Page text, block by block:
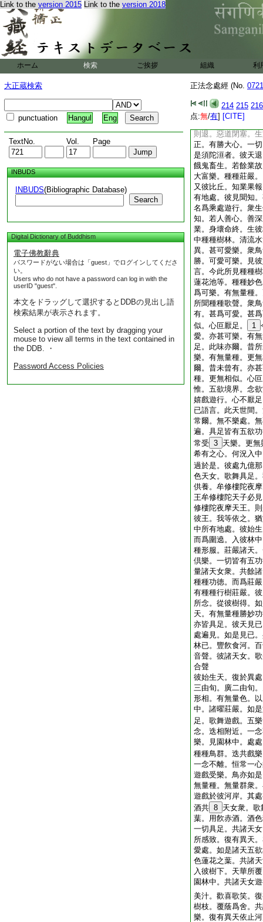
Link to the version 2015 Link to the version 2018
ホーム 検索 ご挨拶 組織 利
大正蔵検索
punctuation Hangul Eng
TextNo. Vol. Page
INBUDS
INBUDS(Bibliographic Database)
Search
Digital Dictionary of Buddhism
電子佛教辭典
パスワードがない場合は「guest」でログインしてくださ
い。
Users who do not have a password can log in with the
userID "guest".
本文をドラッグして選択するとDDBの見出し語
検索結果が表示されます。
Select a portion of the text by dragging your
mouse to view all terms in the text contained in
the DDB. ・
Password Access Policies
正法念處經 (No.
214 215 216
点:無/有] [CITE]
於先得生天 終得
此等則是十二天道
果不疑。爾時天王
世尊。聞此法門。
我得脱惡道 依於
一切天孤獨 如來
我朝日得果 入於
共天如是入 過生
牟修樓陀。如是説
夜摩天所居地處。
天中。猶故受樂。
則退。惡道閉塞。
正。有勝大心。一
是須陀洹者。彼天
餓鬼畜生。若餘業
大富樂。種種莊嚴
又彼比丘。知業果
有地處。彼見聞知
名爲乘處遊行。衆
知。若人善心。善
業。身壞命終。生
中種種樹林。清流
異。甚可愛樂。衆
勝。可愛可樂。見
言。今此所見種種
蓮花池等。種種妙
爲可樂。有無量種
所聞種種歌聲。衆
有。甚爲可愛。甚
似。心叵厭足。
1
愛。亦甚可樂。有
足。此味亦爾。昔
樂。有無量種。更
爾。昔未曾有。亦
種。更無相似。心
惟。五欲境界。念
嬉戲遊行。心不厭
已語言。此天世間
常爾。無不樂處。
遍。具足皆有五欲
常受 3 天樂。更
希有之心。何況入
過於是。彼處九億
色天女。歌舞具足
供養。牟修樓陀夜
王牟修樓陀天子必
修樓陀夜摩天王。
彼王。我等依之。
中所有地處。彼始
而爲圍遶。入彼林
種形服。莊嚴諸天
倶樂。一切皆有五
量諸天女衆。共餘
種種功徳。而爲莊
有種種行樹莊嚴。
所念。從彼樹得。
天。有無量種勝妙
亦皆具足。彼天見
處遍見。如是見已
林已。豐飮食河。
音聲。彼諸天女。
合聲
彼始生天。復於異
三由旬。廣二由旬
形相。有無量色。
中。諸曜莊嚴。如
足。歌舞遊戲。五
念。迭相附近。一
樂。見園林中。處
種種鳥群。迭共戲
一念不離。恒常一
遊戲受樂。鳥亦如
無量種。無量群衆
遊戲於彼河岸。其
酒共 8 天女衆。
葉。用飮赤酒。酒
一切具足。共諸天
所感致。復有異天
愛處。如是諸天五
色蓮花之葉。共諸
入彼樹下。天華所
園林中。共諸天女
美汁。歡喜歌笑。
樹枝。覆蔭爲舍。
樂。復有異天依止